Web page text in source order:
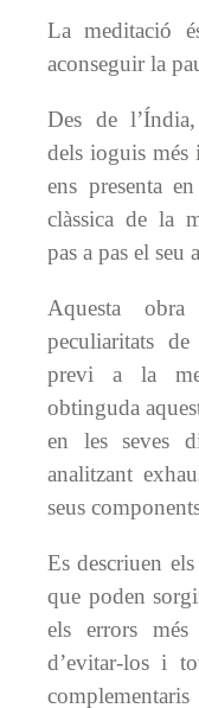
La meditació
aconseguir la
Des de
dels ioguis més
ens presenta
clàssica de la
pas a pas el seu
Aquesta
peculiaritats
previ a la
obtinguda
en les seves
analitzant
seus
Es descriuen
que poden
els errors
d’evitar-los i